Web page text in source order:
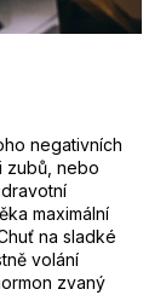
negativních
zubů, nebo
maximální
na sladké
volání
zvaný